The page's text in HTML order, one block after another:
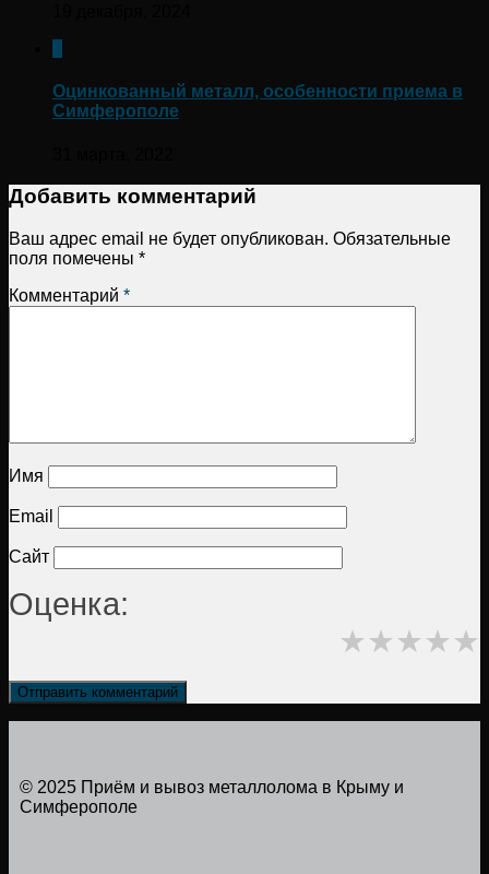
Оцинкованный металл, особенности приема в
Симферополе
Добавить комментарий
Ваш адрес email не будет опубликован. Обязательные
поля помечены *
Комментарий *
Имя
Email
Сайт
Оценка:
★
★
★
★
★
© 2025 Приём и вывоз металлолома в Крыму и
Симферополе